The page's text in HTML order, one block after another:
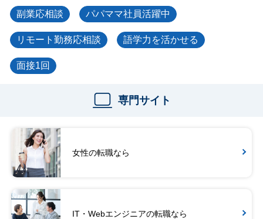
副業応相談 パパママ社員活躍中
リモート勤務応相談 語学力を活かせる
面接1回
専門サイト
女性の転職なら
IT・Webエンジニアの転職なら